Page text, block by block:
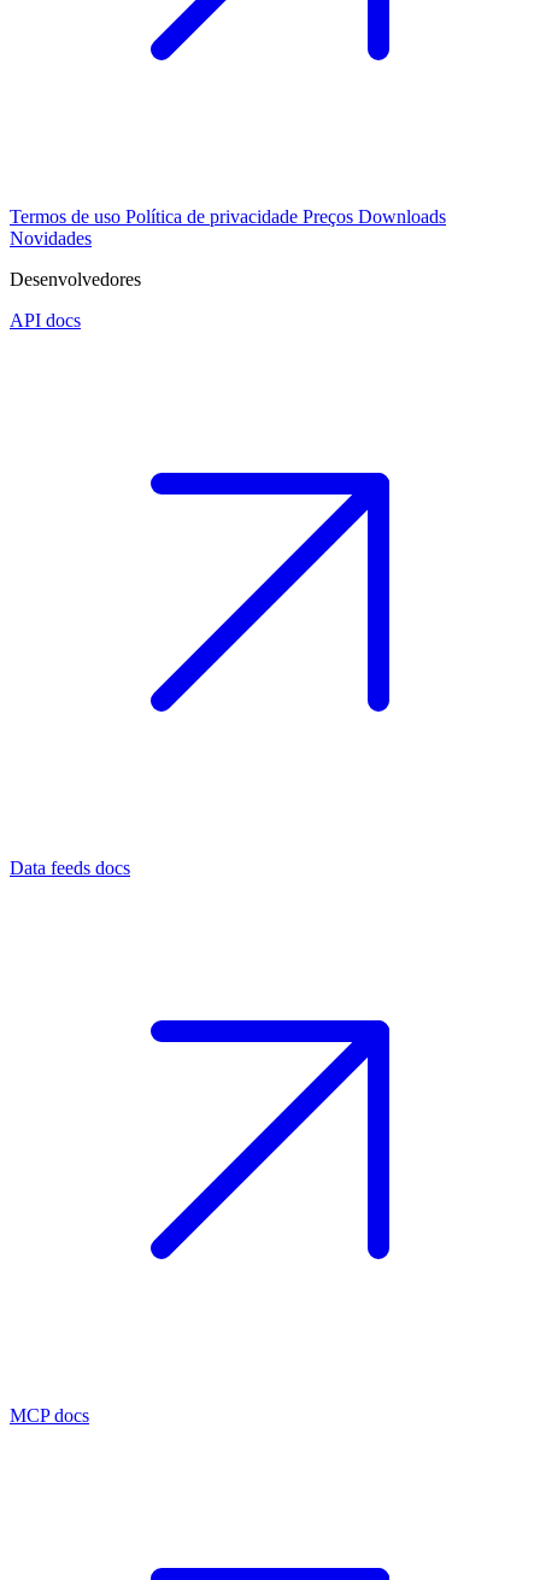
Termos de uso Política de privacidade Preços Downloads
Novidades
Desenvolvedores
API docs
Data feeds docs
MCP docs